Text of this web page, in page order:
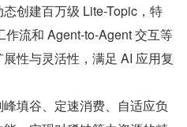
创建百万级 Lite-Topic，特
作流和 Agent-to-Agent 交互等
性与灵活性，满足 AI 应用复
填谷、定速消费、自适应负